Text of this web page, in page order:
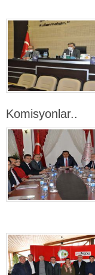
Komisyonlar..